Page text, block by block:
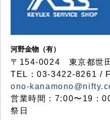
河野金物（有）
〒154-0024 東京都世
TEL：03-3422-8261 /
ono-
営業時間：7:00〜19：
祭日